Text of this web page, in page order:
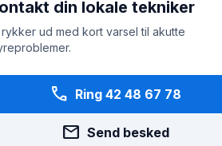
din lokale tekniker
ud med kort varsel til akutte
phone Ring 42 48 67 78
mail Send besked